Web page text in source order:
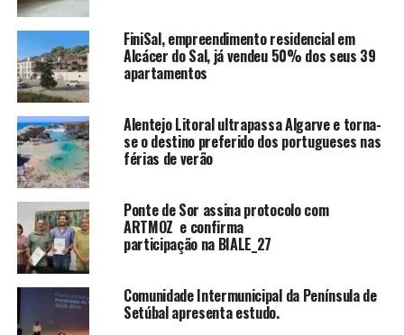
FiniSal, empreendimento residencial em
Alcácer do Sal, já vendeu 50% dos seus 39
apartamentos
Alentejo Litoral ultrapassa Algarve e torna-
se o destino preferido dos portugueses nas
férias de verão
Ponte de Sor assina protocolo com
ARTMOZ e confirma
participação na BIALE_27
Comunidade Intermunicipal da Península de
Setúbal apresenta estudo.